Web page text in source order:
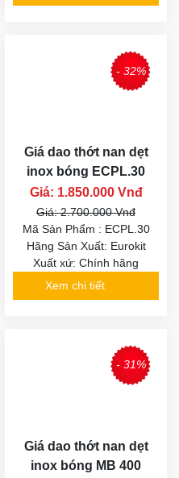
- 32%
Giá dao thớt nan dẹt
inox bóng ECPL.30
Giá: 1.850.000 Vnđ
Giá: 2.700.000 Vnđ
Mã Sản Phẩm : ECPL.30
Hãng Sản Xuất: Eurokit
Xuất xứ: Chính hãng
Xem chi tiết
- 31%
Giá dao thớt nan dẹt
inox bóng MB 400